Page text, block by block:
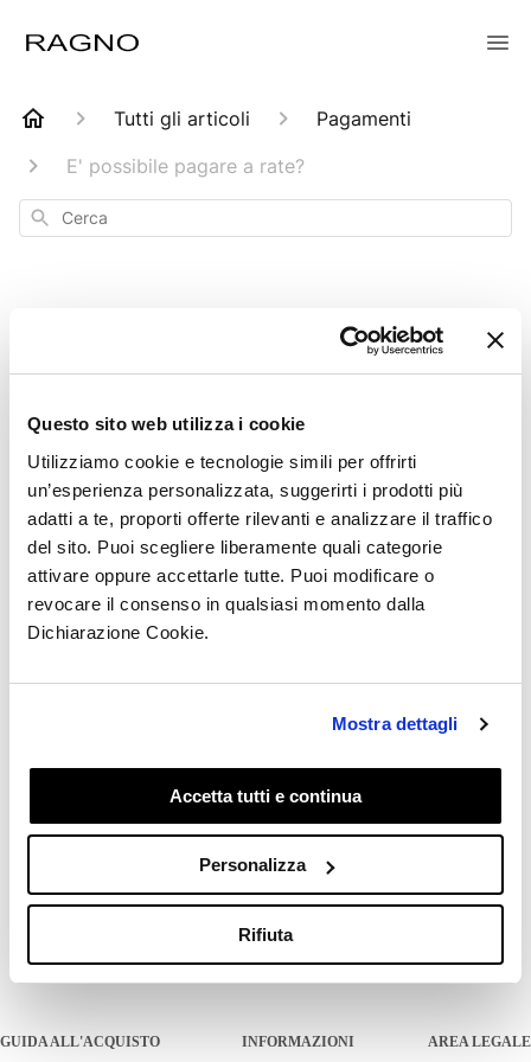
Questo sito web utilizza i cookie
Utilizziamo cookie e tecnologie simili per offrirti
un’esperienza personalizzata, suggerirti i prodotti più
adatti a te, proporti offerte rilevanti e analizzare il traffico
del sito. Puoi scegliere liberamente quali categorie
attivare oppure accettarle tutte. Puoi modificare o
revocare il consenso in qualsiasi momento dalla
Dichiarazione Cookie.
Mostra dettagli
Accetta tutti e continua
Personalizza
Rifiuta
Tutti gli articoli
Pagamenti
E' possibile pagare a rate?
Cerca
E' possibile pagare
a rate?
Aggiornato6 mesi fa
Sì, puoi pagarein 3 o 4 ratemensili dello stesso
importo usandoScalapay.
La prima rata verrà addebitata al momento
Questo articolo ti è stato utile? Sì No
GUIDA ALL'ACQUISTO INFORMAZIONI AREA LEGALE